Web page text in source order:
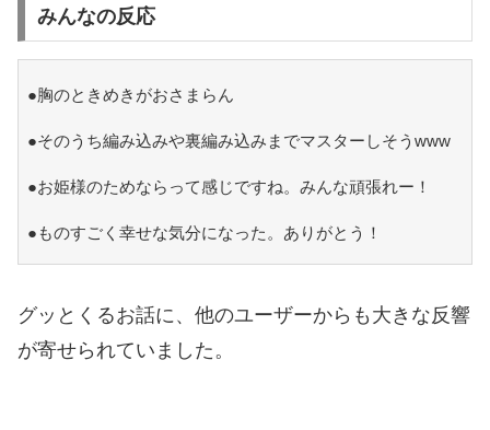
みんなの反応
●胸のときめきがおさまらん
●そのうち編み込みや裏編み込みまでマスターしそうwww
●お姫様のためならって感じですね。みんな頑張れー！
●ものすごく幸せな気分になった。ありがとう！
グッとくるお話に、他のユーザーからも大きな反響
が寄せられていました。